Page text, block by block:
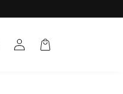
Ligação Cesto